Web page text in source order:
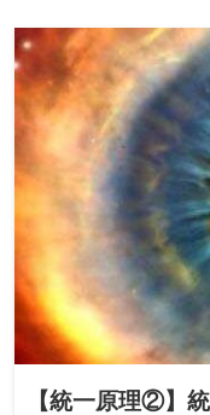
【統一原理②】